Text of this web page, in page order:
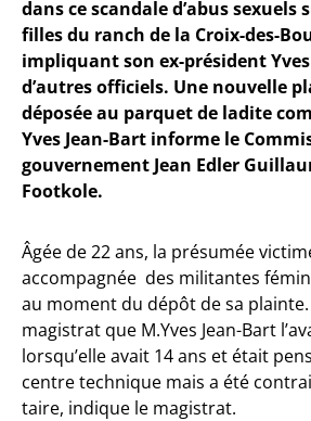
dans ce scandale d’abus sexuels
filles du ranch de la Croix-des-
impliquant son ex-président
d’autres officiels. Une nouvelle
déposée au parquet de ladite
Yves Jean-Bart informe le
gouvernement Jean Edler
Footkole.
Âgée de 22 ans, la présumée
accompagnée des militantes
au moment du dépôt de sa plainte.
magistrat que M.Yves Jean-Bart
lorsqu’elle avait 14 ans et était
centre technique mais a été
taire, indique le magistrat.